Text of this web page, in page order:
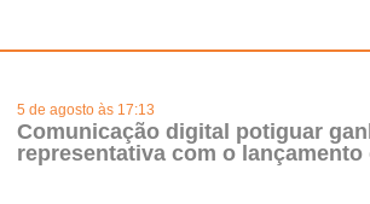
5 de agosto às 17:13
Comunicação digital potiguar
representativa com o lançamento